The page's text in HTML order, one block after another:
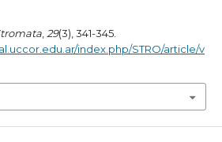
,29(3), 341-345.
index.php/STRO/article/v